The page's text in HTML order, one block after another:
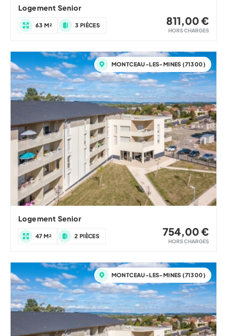
Logement Senior
63 M² 3 PIÈCES 811,00 €
HORS CHARGES
MONTCEAU-LES-MINES (71300)
Logement Senior
47 M² 2 PIÈCES 754,00 €
HORS CHARGES
MONTCEAU-LES-MINES (71300)